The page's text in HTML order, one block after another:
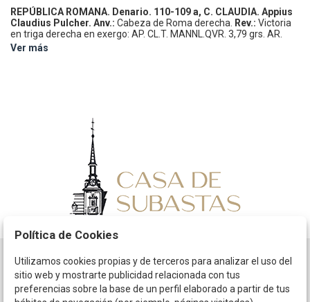
REPÚBLICA ROMANA. Denario. 110-109 a, C. CLAUDIA. Appius
Claudius Pulcher. Anv.: Cabeza de Roma derecha. Rev.: Victoria
en triga derecha en exergo: AP. CL.T. MANNL.QVR. 3,79 grs. AR.
BMC-1290; Cal-423; Craw-299.1a; FFC-564; Se-2.
Ver más
Horario
La empresa
Política de Cookies
Utilizamos cookies propias y de terceros para analizar el uso del
sitio web y mostrarte publicidad relacionada con tus
preferencias sobre la base de un perfil elaborado a partir de tus